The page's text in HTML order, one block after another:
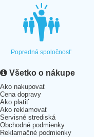
Popredná spoločnosť
Všetko o nákupe
Ako nakupovať
Cena dopravy
Ako platiť
Ako reklamovať
Servisné strediská
Obchodné podmienky
Reklamačné podmienky